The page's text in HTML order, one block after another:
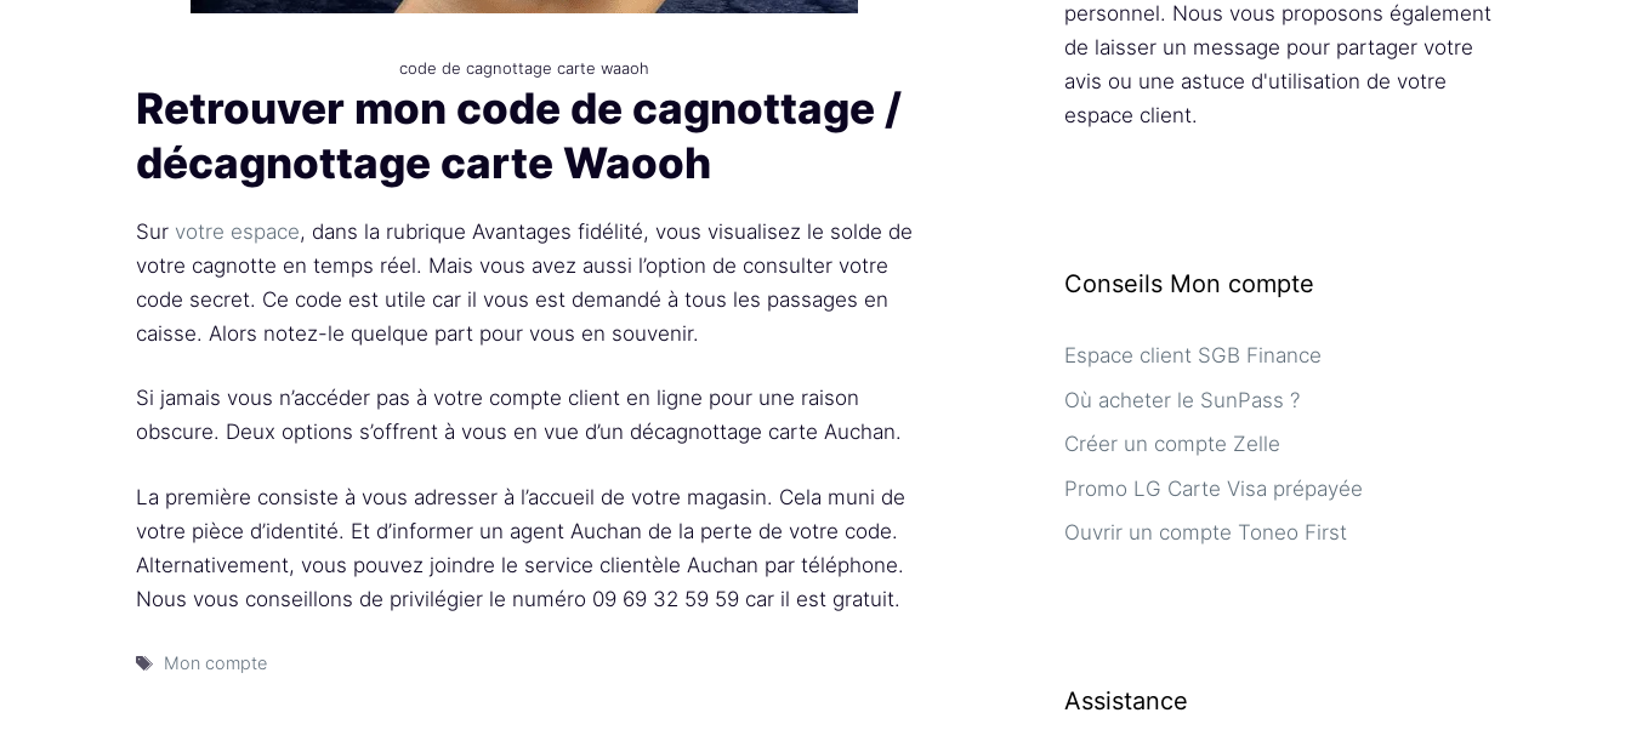
code de cagnottage carte waaoh
Retrouver mon code de cagnottage /
décagnottage carte Waooh
Sur votre espace, dans la rubrique Avantages fidélité, vous visualisez le solde de
votre cagnotte en temps réel. Mais vous avez aussi l’option de consulter votre
code secret. Ce code est utile car il vous est demandé à tous les passages en
caisse. Alors notez-le quelque part pour vous en souvenir.
Si jamais vous n’accéder pas à votre compte client en ligne pour une raison
obscure. Deux options s’offrent à vous en vue d’un décagnottage carte Auchan.
La première consiste à vous adresser à l’accueil de votre magasin. Cela muni de
votre pièce d’identité. Et d’informer un agent Auchan de la perte de votre code.
Alternativement, vous pouvez joindre le service clientèle Auchan par téléphone.
Nous vous conseillons de privilégier le numéro 09 69 32 59 59 car il est gratuit.
Étiquettes
Mon compte
personnel. Nous vous proposons également
de laisser un message pour partager votre
avis ou une astuce d'utilisation de votre
espace client.
Conseils Mon compte
Espace client SGB Finance
Où acheter le SunPass ?
Créer un compte Zelle
Promo LG Carte Visa prépayée
Ouvrir un compte Toneo First
Assistance